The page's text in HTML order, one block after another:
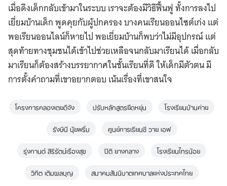
เมื่อดึงเด็กกลับเข้ามาในระบบ เราจะต้องมีวิธีฟื้นฟู ทั้งการลงไป
เยี่ยมบ้านเด็ก พูดคุยกับผู้ปกครอง บางคนเรียนออนไซต์เก่ง แต่
พอเรียนออนไลน์ก็หายไป พอเยี่ยมบ้านก็พบว่าไม่มีอุปกรณ์ แต่
สุดท้ายทางชุมชนได้เข้าไปช่วยเหลือจนกลับมาเรียนได้ เมื่อกลับ
มาเรียนก็ต้องสร้างบรรยากาศในชั้นเรียนที่ดี ให้เด็กมีตัวตน มี
การตั้งคำถามที่เขาอยากตอบ เน้นเรื่องที่เขาสนใจ
โครงการคลองเตยดีจัง ปรับหลักสูตรยืดหยุ่น
โรงเรียนบ้านค่าย
รังษินี นุ้ยพริ้ม
ศูนย์การเรียนซี วาย เอฟ
​รุ่งกานต์ สิริรัตน์เรืองสุข
ปิติ ยางกลาง
โรงเรียนไทรน้อย
วิทิต เติมผลบุญ
สมาคมสันนิบาตเทศบาลแห่งประเทศไทย